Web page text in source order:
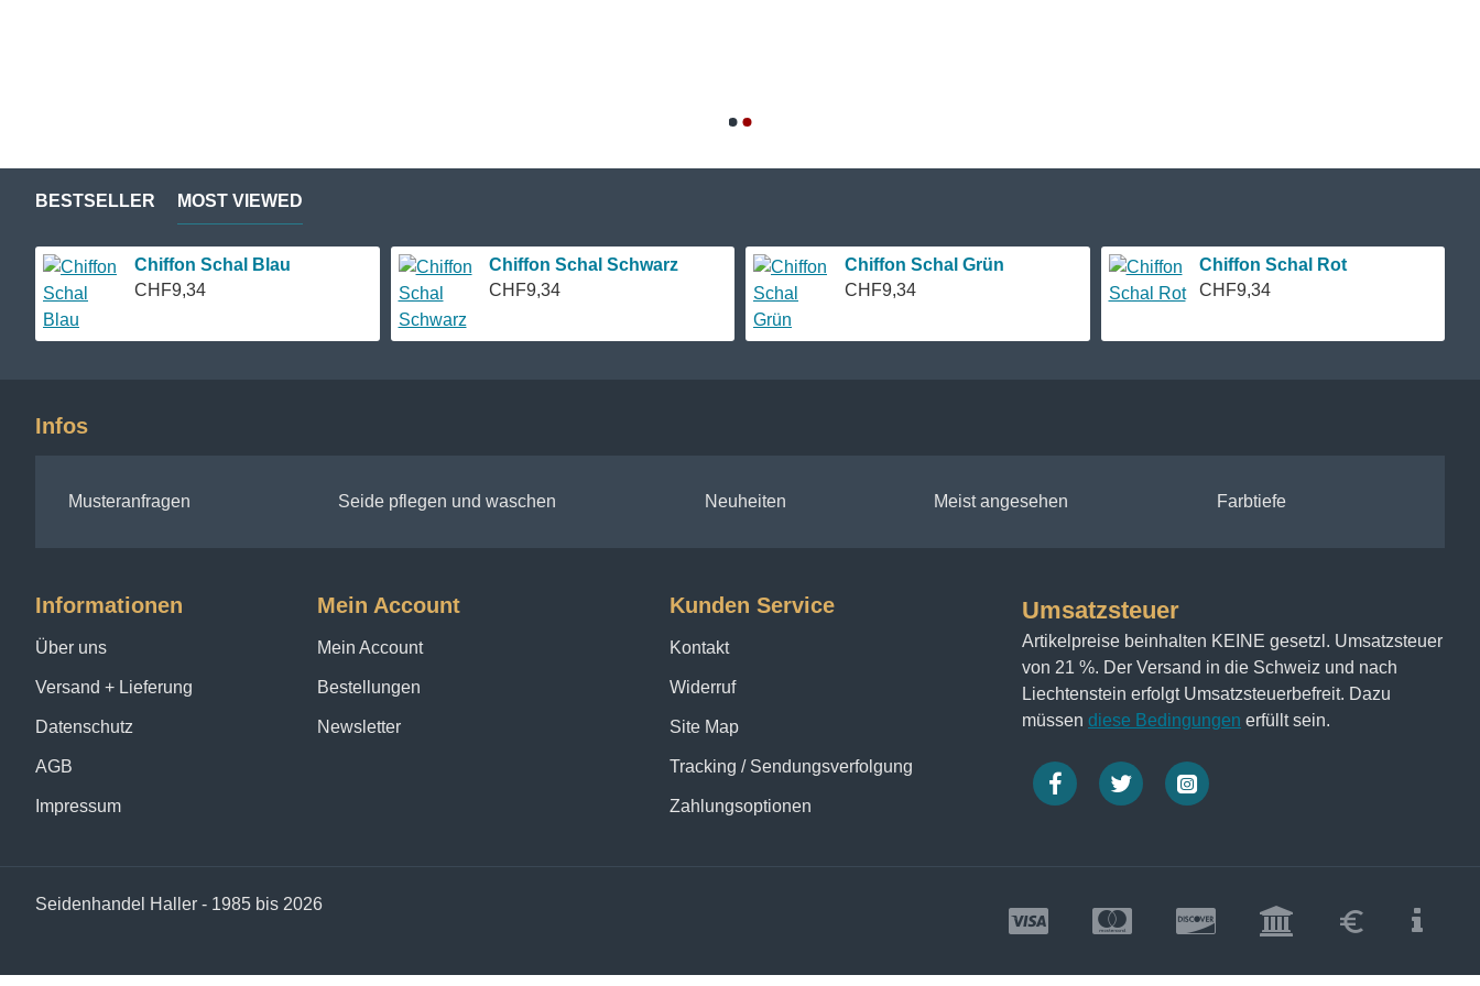
BESTSELLER MOST VIEWED
Chiffon Schal Blau
CHF9,34
Chiffon Schal Schwarz
CHF9,34
Chiffon Schal Grün
CHF9,34
Chiffon Schal Rot
CHF9,34
Infos
Musteranfragen Seide pflegen und waschen Neuheiten Meist angesehen Farbtiefe
Informationen
Über uns
Versand + Lieferung
Datenschutz
AGB
Impressum
Mein Account
Mein Account
Bestellungen
Newsletter
Kunden Service
Kontakt
Widerruf
Site Map
Tracking / Sendungsverfolgung
Zahlungsoptionen
Umsatzsteuer
Artikelpreise beinhalten KEINE gesetzl. Umsatzsteuer
von 21 %. Der Versand in die Schweiz und nach
Liechtenstein erfolgt Umsatzsteuerbefreit. Dazu
müssen diese Bedingungen erfüllt sein.
Seidenhandel Haller - 1985 bis 2026